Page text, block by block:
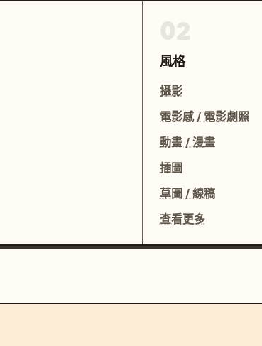
風格
攝影
電影感 / 電影劇照
動畫 / 漫畫
插圖
草圖 / 線稿
查看更多